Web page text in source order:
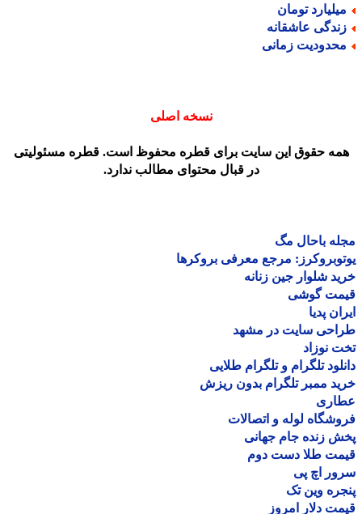
تومان
عاشقانه
زمانی
نسخه اصلی
حقوق این سایت برای قطره محفوظ است. قطره مسئولیتی
در قبال محتوای مطالب ندارد.
باحال مگ
مرجع معرفی بروکرها
شلوار جین زنانه
گوشی
پدیا
سایت در مشهد
نوزاد
تلگرام و تلگرام طلایی
ممبر تلگرام بدون ریزش
لوله و اتصالات
زنده جام جهانی
طلا دست دوم
اچ پی
وین تک
دلار امروز